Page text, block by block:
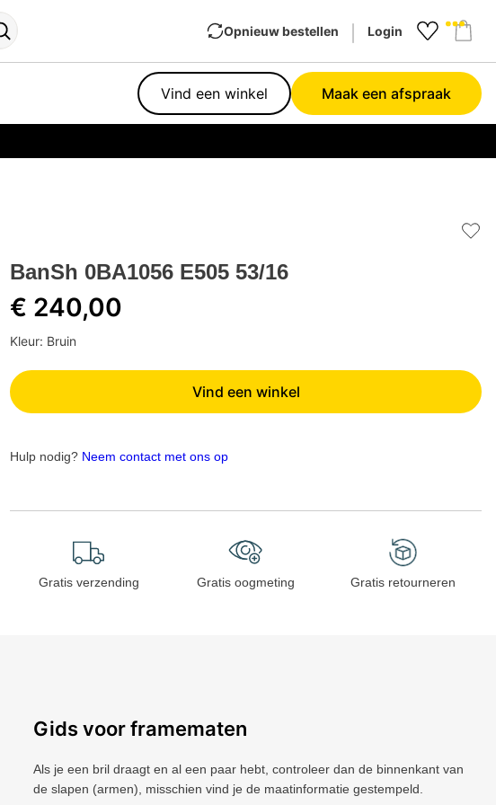
Zoekknop
Opnieuw bestellen Login
Vind een winkel Maak een afspraak
BanSh 0BA1056 E505 53/16
€ 240,00
Kleur: Bruin
Vind een winkel
Hulp nodig? Neem contact met ons op
Gratis verzending Gratis oogmeting Gratis retourneren
Gids voor framematen
Als je een bril draagt ​​en al een paar hebt, controleer dan de binnenkant van
de slapen (armen), misschien vind je de maatinformatie gestempeld.